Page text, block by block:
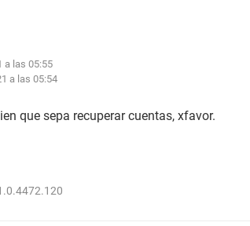
a las 05:55
a las 05:54
que sepa recuperar cuentas, xfavor.